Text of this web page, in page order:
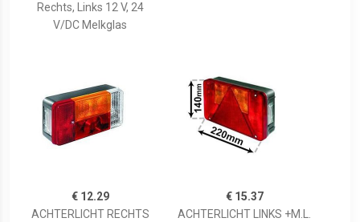
Rechts, Links 12 V, 24
V/DC Melkglas
€ 12.29
ACHTERLICHT RECHTS
€ 15.37
ACHTERLICHT LINKS +M.L.